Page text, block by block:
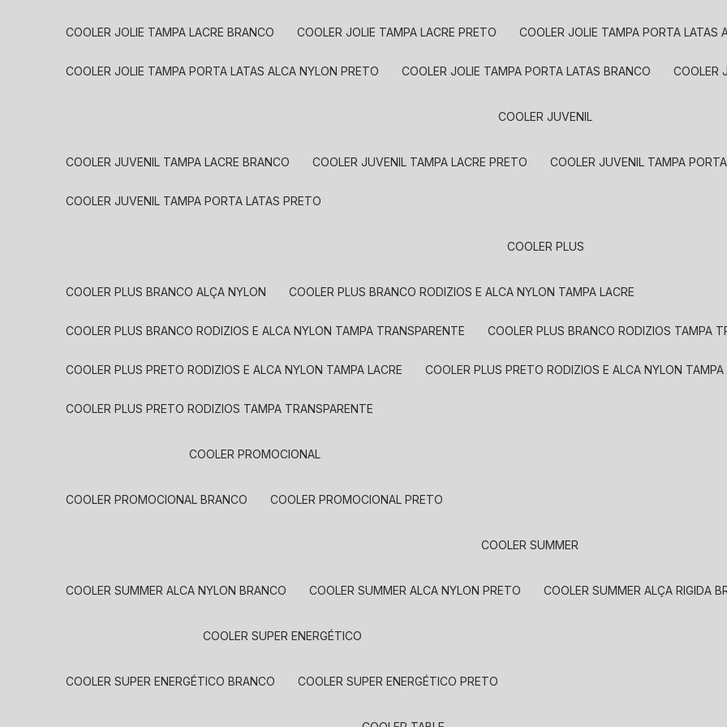
COOLER JOLIE TAMPA LACRE BRANCO COOLER JOLIE TAMPA LACRE PRETO COOLER JOLIE TAMPA PORTA LATAS
COOLER JOLIE TAMPA PORTA LATAS ALCA NYLON PRETO COOLER JOLIE TAMPA PORTA LATAS BRANCO
COOLER JUVENIL
COOLER JUVENIL TAMPA LACRE BRANCO COOLER JUVENIL TAMPA LACRE PRETO COOLER JUVENIL TAMPA
COOLER JUVENIL TAMPA PORTA LATAS PRETO
COOLER PLUS
COOLER PLUS BRANCO ALÇA NYLON COOLER PLUS BRANCO RODIZIOS E ALCA NYLON TAMPA LACRE
COOLER PLUS BRANCO RODIZIOS E ALCA NYLON TAMPA TRANSPARENTE COOLER PLUS BRANCO RODIZIOS TAMPA
COOLER PLUS PRETO RODIZIOS E ALCA NYLON TAMPA LACRE COOLER PLUS PRETO RODIZIOS E ALCA NYLON
COOLER PLUS PRETO RODIZIOS TAMPA TRANSPARENTE
COOLER PROMOCIONAL
COOLER PROMOCIONAL BRANCO COOLER PROMOCIONAL PRETO
COOLER SUMMER
COOLER SUMMER ALCA NYLON BRANCO COOLER SUMMER ALCA NYLON PRETO COOLER SUMMER ALÇA RIGIDA
COOLER SUPER ENERGÉTICO
COOLER SUPER ENERGÉTICO BRANCO COOLER SUPER ENERGÉTICO PRETO